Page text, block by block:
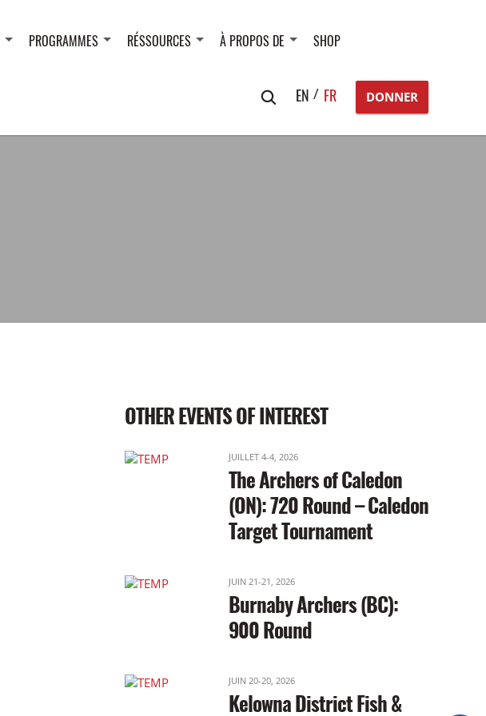
PROGRAMMES RÉSSOURCES À PROPOS DE SHOP
Search
EN FR DONNER
OTHER EVENTS OF INTEREST
JUILLET 4-4, 2026
The Archers of Caledon
(ON): 720 Round – Caledon
Target Tournament
JUIN 21-21, 2026
Burnaby Archers (BC):
900 Round
JUIN 20-20, 2026
Kelowna District Fish &